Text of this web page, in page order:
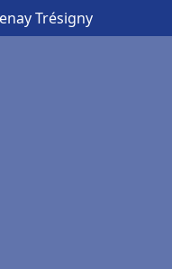
Trésigny